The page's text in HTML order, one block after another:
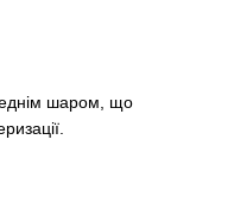
шаром, що